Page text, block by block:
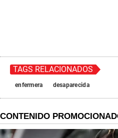
TAGS RELACIONADOS
enfermera desaparecida